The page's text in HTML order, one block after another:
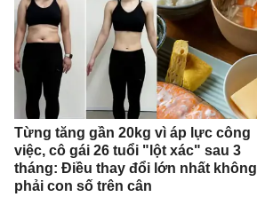
Từng tăng gần 20kg vì áp lực công
việc, cô gái 26 tuổi "lột xác" sau 3
tháng: Điều thay đổi lớn nhất không
phải con số trên cân